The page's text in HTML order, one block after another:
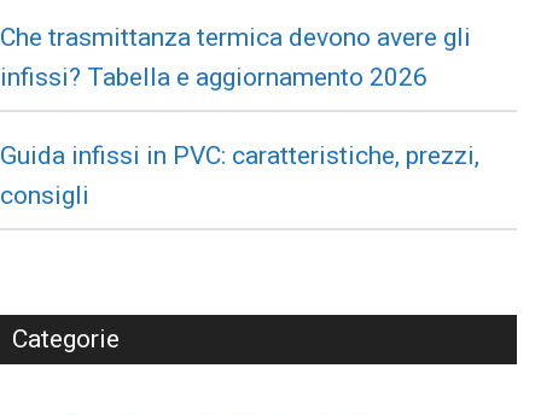
Che trasmittanza termica devono avere gli
infissi? Tabella e aggiornamento 2026
Guida infissi in PVC: caratteristiche, prezzi,
consigli
Categorie